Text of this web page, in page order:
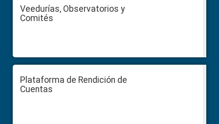
Veedurías, Observatorios y
Comités
Plataforma de Rendición de
Cuentas